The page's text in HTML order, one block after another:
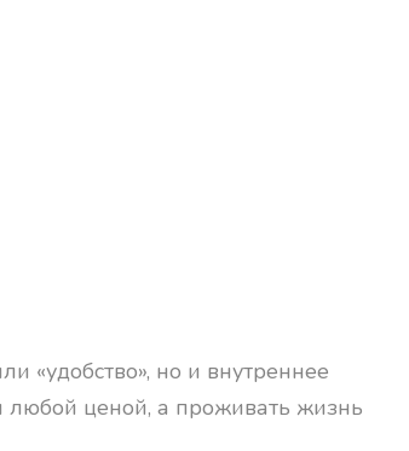
«удобство», но и внутреннее
любой ценой, а проживать жизнь